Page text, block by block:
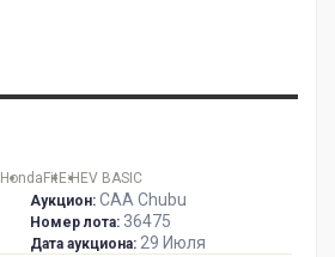
HondaFitE:HEV BASIC
Аукцион: CAA Chubu
Номер лота: 36475
Дата аукциона: 29 Июля